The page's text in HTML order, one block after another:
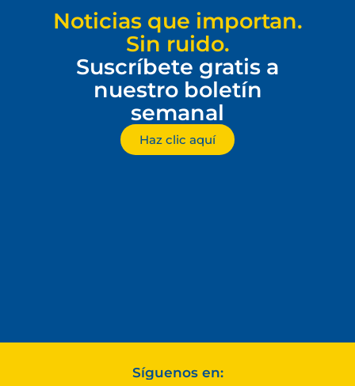
Noticias que importan.
Sin ruido.
Suscríbete gratis a
nuestro boletín
semanal
Haz clic aquí
Síguenos en: